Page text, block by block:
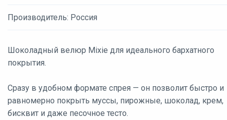
Производитель: Россия
Шоколадный велюр Mixie для идеального бархатного
покрытия.
Сразу в удобном формате спрея — он позволит быстро и
равномерно покрыть муссы, пирожные, шоколад, крем,
бисквит и даже песочное тесто.